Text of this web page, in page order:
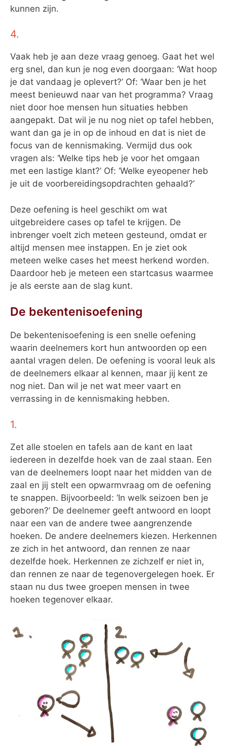
kunnen zijn.
4.
Vaak heb je aan deze vraag genoeg. Gaat het wel
erg snel, dan kun je nog even doorgaan: ‘Wat hoop
je dat vandaag je oplevert?’ Of: ‘Waar ben je het
meest benieuwd naar van het programma? Vraag
niet door hoe mensen hun situaties hebben
aangepakt. Dat wil je nu nog niet op tafel hebben,
want dan ga je in op de inhoud en dat is niet de
focus van de kennismaking. Vermijd dus ook
vragen als: ‘Welke tips heb je voor het omgaan
met een lastige klant?’ Of: ‘Welke eyeopener heb
je uit de voorbereidingsopdrachten gehaald?’
Deze oefening is heel geschikt om wat
uitgebreidere cases op tafel te krijgen. De
inbrenger voelt zich meteen gesteund, omdat er
altijd mensen mee instappen. En je ziet ook
meteen welke cases het meest herkend worden.
Daardoor heb je meteen een startcasus waarmee
je als eerste aan de slag kunt.
De bekentenisoefening
De bekentenisoefening is een snelle oefening
waarin deelnemers kort hun antwoorden op een
aantal vragen delen. De oefening is vooral leuk als
de deelnemers elkaar al kennen, maar jij kent ze
nog niet. Dan wil je net wat meer vaart en
verrassing in de kennismaking hebben.
1.
Zet alle stoelen en tafels aan de kant en laat
iedereen in dezelfde hoek van de zaal staan. Een
van de deelnemers loopt naar het midden van de
zaal en jij stelt een opwarmvraag om de oefening
te snappen. Bijvoorbeeld: ‘In welk seizoen ben je
geboren?’ De deelnemer geeft antwoord en loopt
naar een van de andere twee aangrenzende
hoeken. De andere deelnemers kiezen. Herkennen
ze zich in het antwoord, dan rennen ze naar
dezelfde hoek. Herkennen ze zichzelf er niet in,
dan rennen ze naar de tegenovergelegen hoek. Er
staan nu dus twee groepen mensen in twee
hoeken tegenover elkaar.